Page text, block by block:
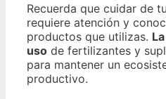
Recuerda que cuidar de
requiere atención y
productos que utilizas.
uso de fertilizantes y
para mantener un
productivo.